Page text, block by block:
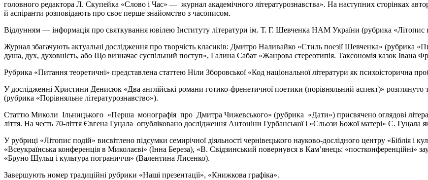
головного редактора Л. Скупейка «Слово і Час» — журнал академічного літературознавства». На наступних сторінках
й аспіранти розповідають про своє перше знайомство з часописом.
Відлунням — інформація про святкування ювілею Інституту літератури ім. Т. Г. Шевченка НАМ України (рубрика «Літопис
Журнал збагачують актуальні дослідження про творчість класиків: Дмитро Наливайко «Стиль поезії Шевченка» (рубрика
душа, дух, духовність, або Що визначає суспільний поступ», Галина Сабат «Жанрова стереотипія. Таксономія казок Івана
Рубрика «Питання теоретичні» представлена статтею Ніли Зборовської «Код національної літератури як психоісторична
У дослідженні Христини Денисюк «Два англійські романи готико-френетичної поетики (порівняльний аспект)»
(рубрика «Порівняльне літературознавство»).
Статтю Миколи Ільницького «Перша монографія про Дмитра Чижевського» (рубрика «Дати») присвячено оглядові
ліття. На честь 70-ліття Євгена Гуцала опубліковано дослідження Антоніни Гурбанської і «Сльози Божої матері» С.
У рубриці «Літопис подій» висвітлено підсумки семирічної діяльності чернівецького науково-дослідного центру «Біблія і
«Всеукраїнська конференція в Миколаєві» (Інна Береза), «В. Свідзинський повернувся в Кам’янець: «постконференційні»
«Бруно Шульц і культура пограниччя» (Валентина Лисенко).
Завершують номер традиційні рубрики «Наші презентації», «Книжкова графіка».